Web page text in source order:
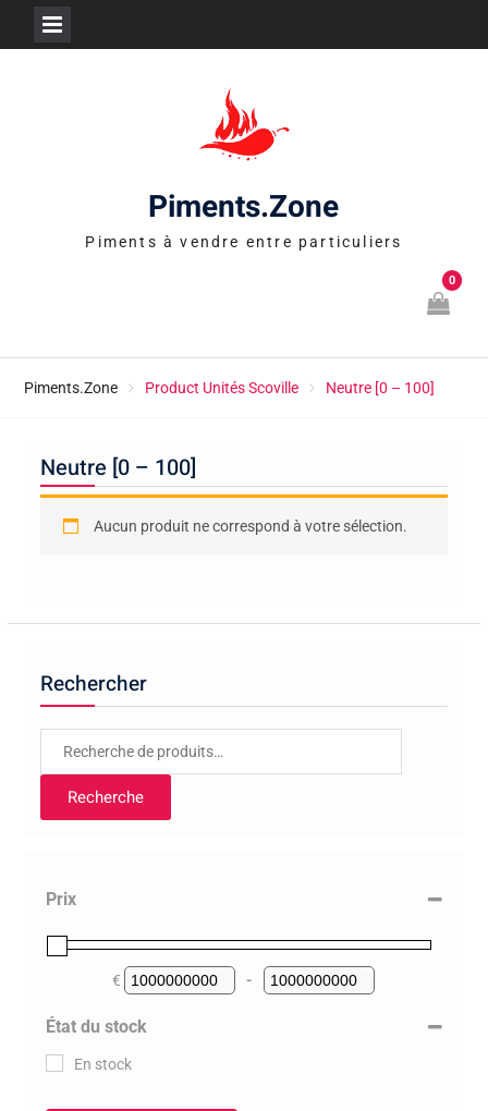
Piments.Zone
Piments à vendre entre particuliers
0
Piments.Zone Product Unités Scoville Neutre [0 – 100]
Neutre [0 – 100]
Aucun produit ne correspond à votre sélection.
Rechercher
Recherche
Prix
€
Minimum Price
-
Maximum Price
État du stock
En stock